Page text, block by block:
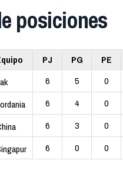
posiciones
PJ PG PE
6 5 0
6 4 0
6 3 0
6 0 0